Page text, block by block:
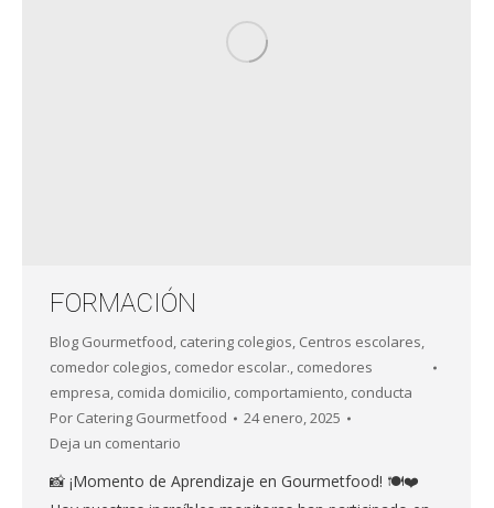
FORMACIÓN
Blog Gourmetfood, catering colegios, Centros escolares,
comedor colegios, comedor escolar., comedores
empresa, comida domicilio, comportamiento, conducta
Por Catering Gourmetfood
24 enero, 2025
Deja un comentario
📸 ¡Momento de Aprendizaje en Gourmetfood! 🍽️❤️